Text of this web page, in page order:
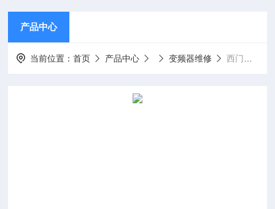
产品中心
当前位置：首页 产品中心 变频器维修 西门子变频器正常出现故障维修